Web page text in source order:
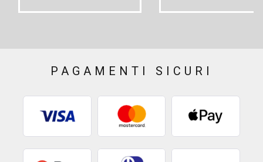
PAGAMENTI SICURI